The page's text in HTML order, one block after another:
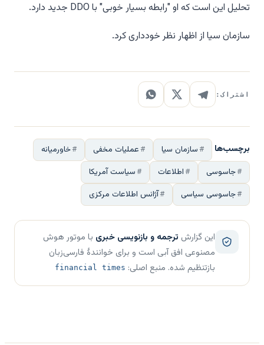
تحلیل این است که او "رابطه بسیار خوبی" با DDO جدید دارد.
سازمان سیا از اظهار نظر خودداری کرد.
اشتراک:
برچسب‌ها سازمان سیا عملیات مخفی
خاورمیانه
جاسوسی
اطلاعات
سیاست آمریکا
جاسوسی سیاسی
آژانس اطلاعات مرکزی
این گزارش ترجمه و بازنویسی خبری با موتور هوش
مصنوعی افق آبی است و برای خوانندهٔ فارسی‌زبان
بازتنظیم شده. منبع اصلی: financial times